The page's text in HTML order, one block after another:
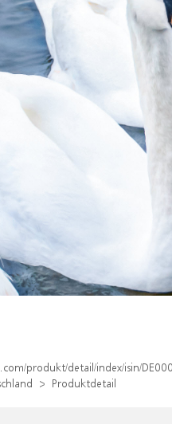
produkt/detail/index/isin/
Produktdetail